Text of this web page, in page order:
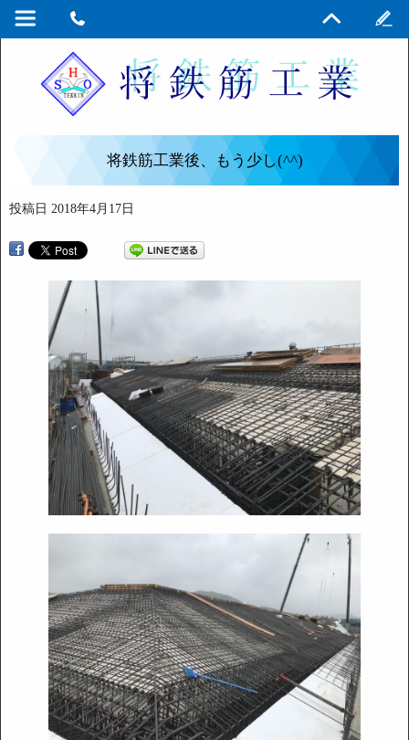
将鉄筋工業後、もう少し(^^)
投稿日 2018年4月17日